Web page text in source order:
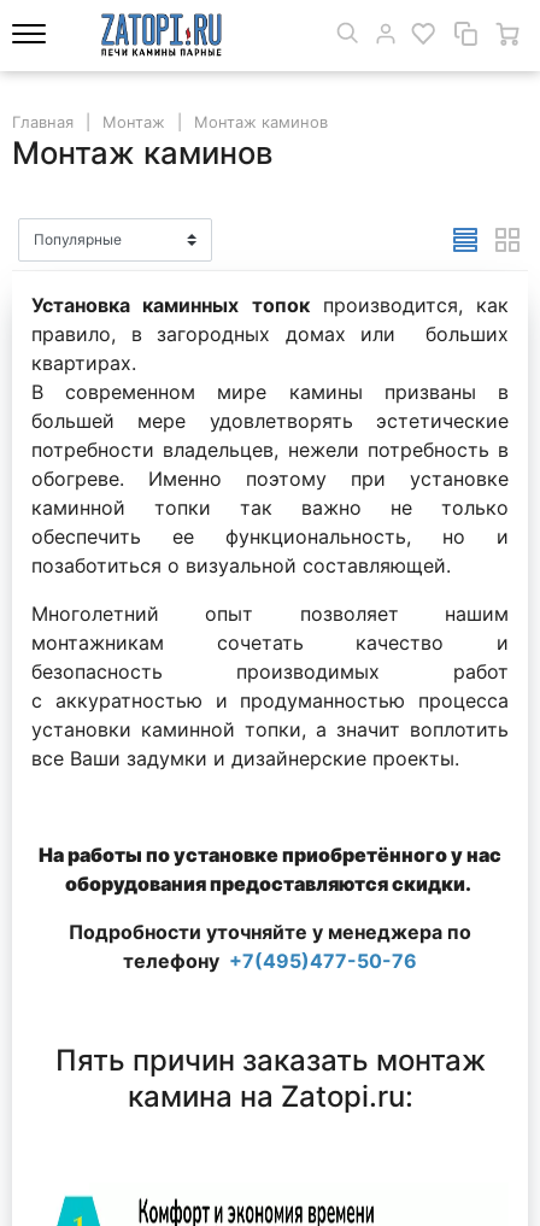
Главная Монтаж Монтаж каминов
Монтаж каминов
Установка каминных топокпроизводится, как
правило, в загородных домах или больших
квартирах.
В современном мире камины призваны в
большей мере удовлетворять эстетические
потребности владельцев, нежели потребность в
обогреве. Именно поэтому при установке
каминной топки так важно не только
обеспечить ее функциональность, но и
позаботиться о визуальной составляющей.
Многолетний опыт позволяет нашим
монтажникам сочетать качество и
безопасность производимых работ
с аккуратностью и продуманностью процесса
установки каминной топки, а значит воплотить
все Ваши задумки и дизайнерские проекты.
На работы по установке приобретённого у нас
оборудования предоставляются скидки.
Подробности уточняйте у менеджера по
телефону +7(495)477-50-76
Пять причин заказать монтаж
камина на Zatopi.ru: